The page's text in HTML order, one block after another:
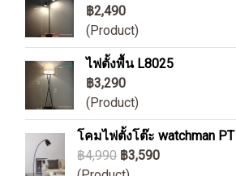
฿2,490
(Product)
ไฟตั้งพื้น L8025
฿3,290
(Product)
โคมไฟตั้งโต๊ะ watchman PT
฿4,990 ฿3,590